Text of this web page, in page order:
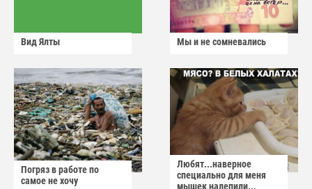
Вид Ялты Мы и не сомневались
Погряз в работе по
самое не хочу
Любят...наверное
специально для меня
мышек налепили...